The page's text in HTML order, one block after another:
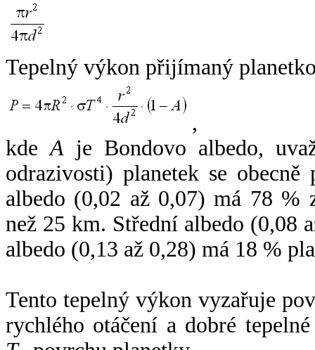
Tepelný výkon přijímaný
,
kdeA je Bondovo albedo,
odrazivosti) planetek se
albedo (0,02 až 0,07) má 78 %
než 25 km. Střední albedo (0,08
albedo (0,13 až 0,28) má 18 %
Tento tepelný výkon vyzařuje
rychlého otáčení a dobré